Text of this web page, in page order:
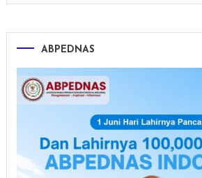
ABPEDNAS